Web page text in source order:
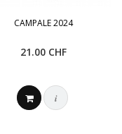
CAMPALE 2024
21.00 CHF
i